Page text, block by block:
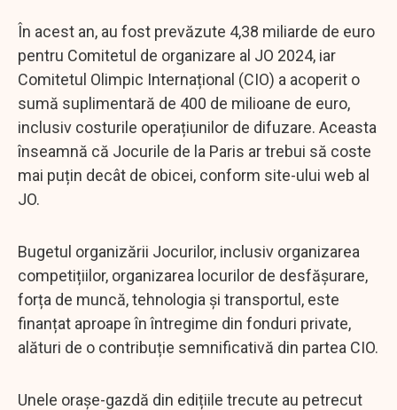
În acest an, au fost prevăzute 4,38 miliarde de euro
pentru Comitetul de organizare al JO 2024, iar
Comitetul Olimpic Internațional (CIO) a acoperit o
sumă suplimentară de 400 de milioane de euro,
inclusiv costurile operațiunilor de difuzare. Aceasta
înseamnă că Jocurile de la Paris ar trebui să coste
mai puțin decât de obicei, conform site-ului web al
JO.
Bugetul organizării Jocurilor, inclusiv organizarea
competițiilor, organizarea locurilor de desfășurare,
forța de muncă, tehnologia și transportul, este
finanțat aproape în întregime din fonduri private,
alături de o contribuție semnificativă din partea CIO.
Unele orașe-gazdă din edițiile trecute au petrecut